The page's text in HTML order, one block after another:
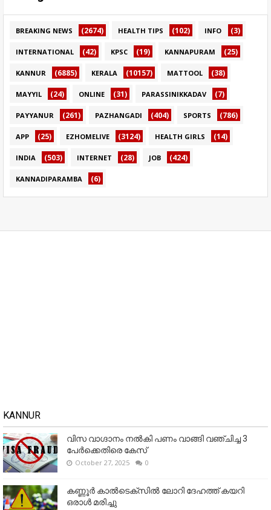
BREAKING NEWS (2674) HEALTH TIPS (102) INFO (3)
INTERNATIONAL (42) KPSC (19) KANNAPURAM (25)
KANNUR (6885) KERALA (10157) MATTOOL (38)
MAYYIL (24) ONLINE (31) PARASSINIKKADAV (7)
PAYYANUR (261) PAZHANGADI (404) SPORTS (786)
APP (25) EZHOMELIVE (3124) HEALTH GIRLS (14)
INDIA (503) INTERNET (28) JOB (424)
KANNADIPARAMBA (6)
KANNUR
വിസ വാഗ്ദാനം നൽകി പണം വാങ്ങി വഞ്ചിച്ച 3
പേർക്കെതിരെ കേസ്
October 27, 2025 0
കണ്ണൂര്‍ കാല്‍ടെക്‌സില്‍ ലോറി ദേഹത്ത് കയറി
ഒരാള്‍ മരിച്ചു